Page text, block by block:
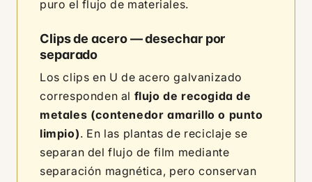
puro el flujo de materiales.
Clips de acero — desechar por
separado
Los clips en U de acero galvanizado
corresponden al flujo de recogida de
metales (contenedor amarillo o punto
limpio). En las plantas de reciclaje se
separan del flujo de film mediante
separación magnética, pero conservan